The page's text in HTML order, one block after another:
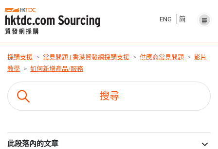
ENG 简
採購支援 常見問題 | 香港貿發網採購支援 供應商常見問題
影片
教學
如何新增產品/服務
此段落內的文章